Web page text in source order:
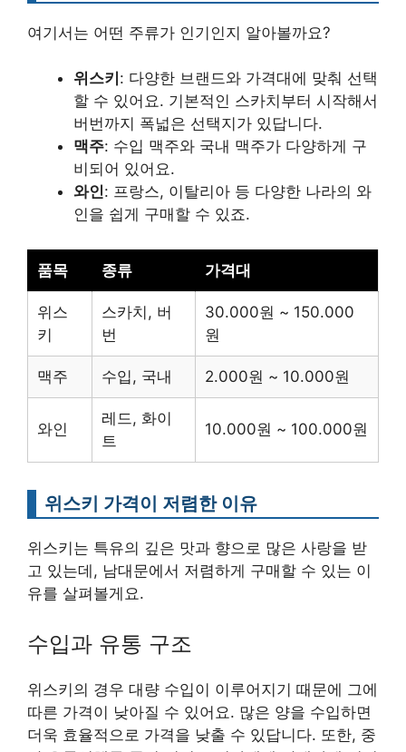
여기서는 어떤 주류가 인기인지 알아볼까요?
위스키 : 다양한 브랜드와 가격대에 맞춰 선택
할 수 있어요. 기본적인 스카치부터 시작해서
버번까지 폭넓은 선택지가 있답니다.
맥주: 수입 맥주와 국내 맥주가 다양하게 구
비되어 있어요.
와인: 프랑스, 이탈리아 등 다양한 나라의 와
인을 쉽게 구매할 수 있죠.
품목 종류 가격대
위스
키
스카치, 버
번
30.000원 ~ 150.000
원
맥주 수입, 국내 2.000원 ~ 10.000원
와인
레드, 화이
트
10.000원 ~ 100.000원
위스키 가격이 저렴한 이유
위스키는 특유의 깊은 맛과 향으로 많은 사랑을 받
고 있는데, 남대문에서 저렴하게 구매할 수 있는 이
유를 살펴볼게요.
수입과 유통 구조
위스키의 경우 대량 수입이 이루어지기 때문에 그에
따른 가격이 낮아질 수 있어요. 많은 양을 수입하면
더욱 효율적으로 가격을 낮출 수 있답니다. 또한, 중